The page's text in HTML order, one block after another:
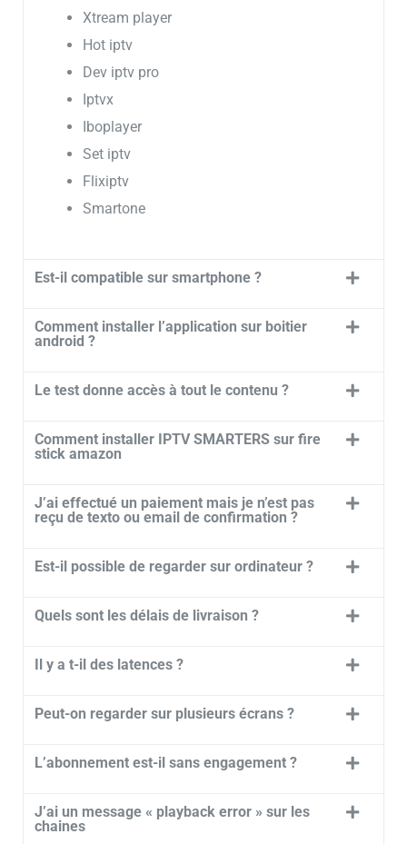
Xtream player
Hot iptv
Dev iptv pro
Iptvx
Iboplayer
Set iptv
Flixiptv
Smartone
Est-il compatible sur smartphone ?
Comment installer l’application sur boitier
android ?
Le test donne accès à tout le contenu ?
Comment installer IPTV SMARTERS sur fire
stick amazon
J’ai effectué un paiement mais je n’est pas
reçu de texto ou email de confirmation ?
Est-il possible de regarder sur ordinateur ?
Quels sont les délais de livraison ?
Il y a t-il des latences ?
Peut-on regarder sur plusieurs écrans ?
L’abonnement est-il sans engagement ?
J’ai un message « playback error » sur les
chaines